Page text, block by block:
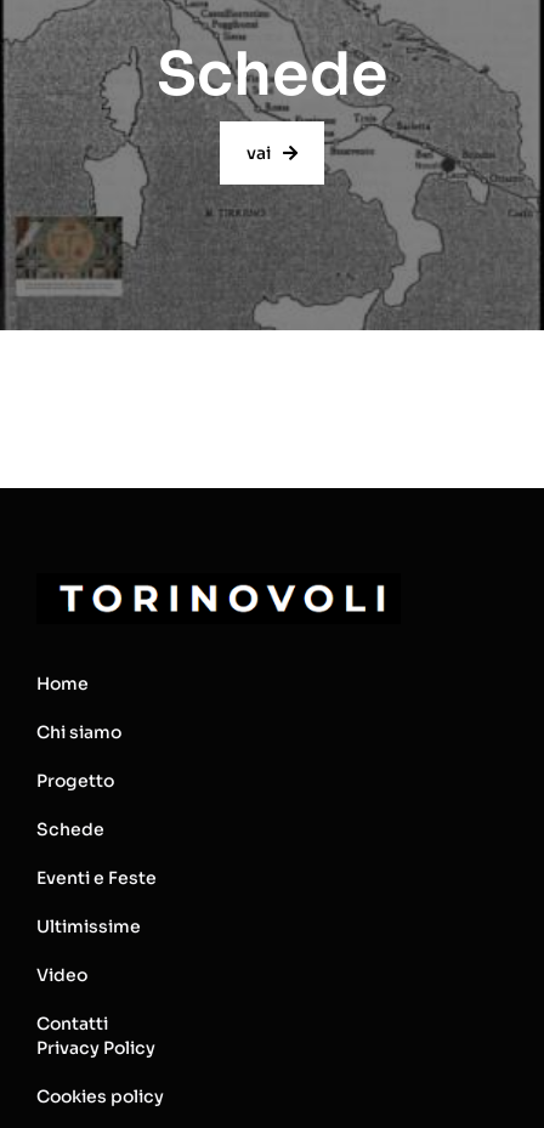
Schede
vai
Home
Chi siamo
Progetto
Schede
Eventi e Feste
Ultimissime
Video
Contatti
Privacy Policy
Cookies policy